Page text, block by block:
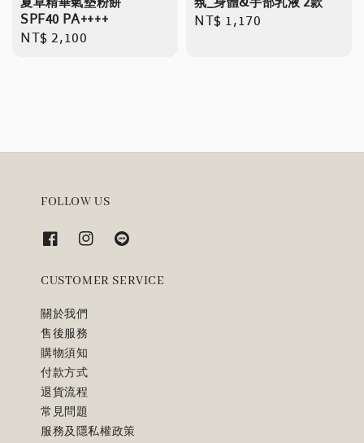
SPF40 PA++++
Regular
NT$ 2,100
Regular
NT$ 1,170
FOLLOW US
CUSTOMER SERVICE
關於我們
售後服務
購物須知
付款方式
退貨流程
常見問題
服務及隱私權政策